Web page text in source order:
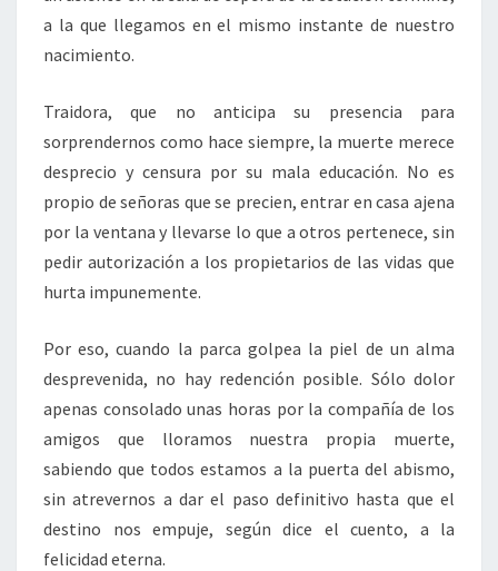
a la que llegamos en el mismo instante de nuestro
nacimiento.
Traidora, que no anticipa su presencia para
sorprendernos como hace siempre, la muerte merece
desprecio y censura por su mala educación. No es
propio de señoras que se precien, entrar en casa ajena
por la ventana y llevarse lo que a otros pertenece, sin
pedir autorización a los propietarios de las vidas que
hurta impunemente.
Por eso, cuando la parca golpea la piel de un alma
desprevenida, no hay redención posible. Sólo dolor
apenas consolado unas horas por la compañía de los
amigos que lloramos nuestra propia muerte,
sabiendo que todos estamos a la puerta del abismo,
sin atrevernos a dar el paso definitivo hasta que el
destino nos empuje, según dice el cuento, a la
felicidad eterna.